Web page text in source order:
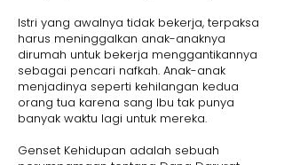
Istri yang awalnya tidak bekerja, terpaksa
harus meninggalkan anak-anaknya
dirumah untuk bekerja menggantikannya
sebagai pencari nafkah. Anak-anak
menjadinya seperti kehilangan kedua
orang tua karena sang Ibu tak punya
banyak waktu lagi untuk mereka.
Genset Kehidupan adalah sebuah